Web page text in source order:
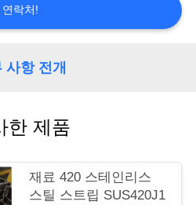
연락처!
사항 전개
한 제품
재료 420 스테인리스
스틸 스트립 SUS420J1